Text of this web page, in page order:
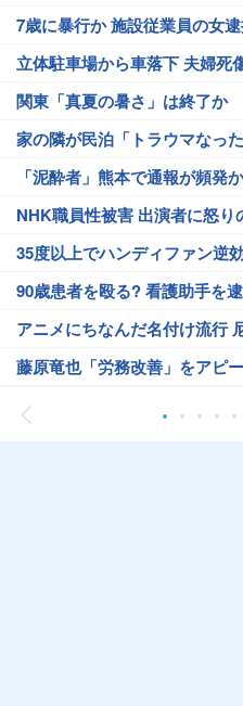
7歳に暴行か 施設従業員の女
立体駐車場から車落下 夫婦死
関東「真夏の暑さ」は終了か
家の隣が民泊「トラウマなった
「泥酔者」熊本で通報が頻発か
NHK職員性被害 出演者に怒り
35度以上でハンディファン逆
90歳患者を殴る? 看護助手を
アニメにちなんだ名付け流行
藤原竜也「労務改善」をアピ